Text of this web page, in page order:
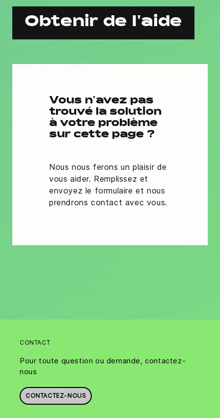
Obtenir de l'aide
Vous n'avez pas
trouvé la solution
à votre problème
sur cette page ?
Nous nous ferons un plaisir de
vous aider. Remplissez et
envoyez le formulaire et nous
prendrons contact avec vous.
CONTACT
Pour toute question ou demande, contactez-
nous
CONTACTEZ-NOUS